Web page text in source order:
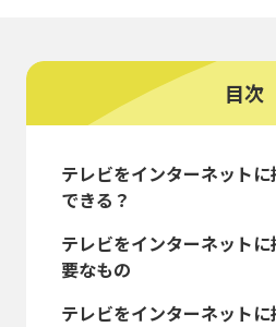
目次
テレビをインターネット
できる？
テレビをインターネット
要なもの
テレビをインターネット